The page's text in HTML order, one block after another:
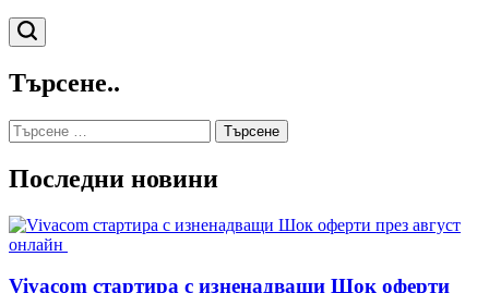
Търсене
Търсене..
Търсене
за:
Последни новини
Vivacom стартира с изненадващи Шок оферти